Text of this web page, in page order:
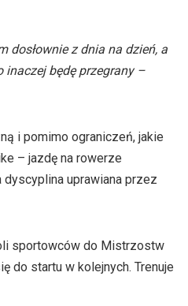
dosłownie z dnia na dzień, a
inaczej będę przegrany –
i pomimo ograniczeń, jakie
– jazdę na rowerze
dyscyplina uprawiana przez
sportowców do Mistrzostw
do startu w kolejnych. Trenuje